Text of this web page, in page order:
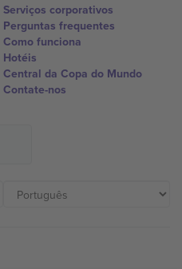
Serviços corporativos
Perguntas frequentes
Como funciona
Hotéis
Central da Copa do Mundo
Contate-nos